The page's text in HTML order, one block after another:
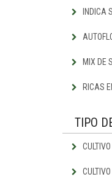
INDICA
MIX DE
RICAS
TIPO